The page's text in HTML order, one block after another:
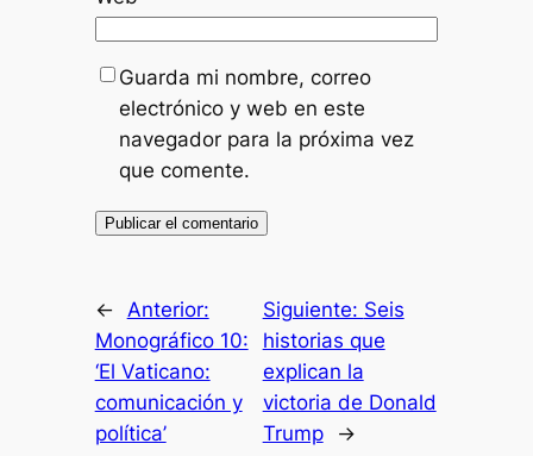
Guarda mi nombre, correo
electrónico y web en este
navegador para la próxima vez
que comente.
←
Anterior:
Monográfico 10:
‘El Vaticano:
comunicación y
política’
Siguiente: Seis
historias que
explican la
victoria de Donald
Trump
→